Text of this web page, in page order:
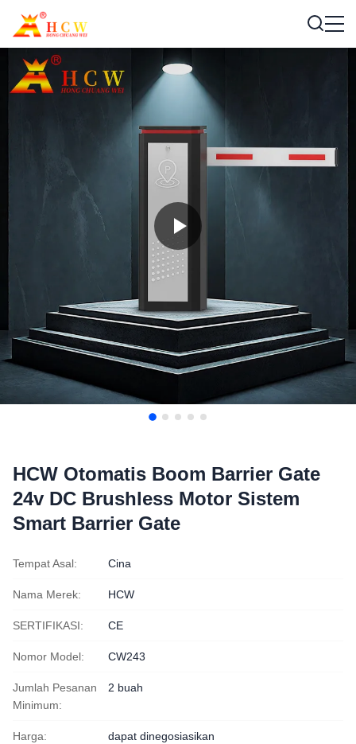
HCW Otomatis Boom Barrier Gate
24v DC Brushless Motor Sistem
Smart Barrier Gate
Tempat Asal: Cina
Nama Merek: HCW
SERTIFIKASI: CE
Nomor Model: CW243
Jumlah Pesanan
Minimum:
2 buah
Harga: dapat dinegosiasikan